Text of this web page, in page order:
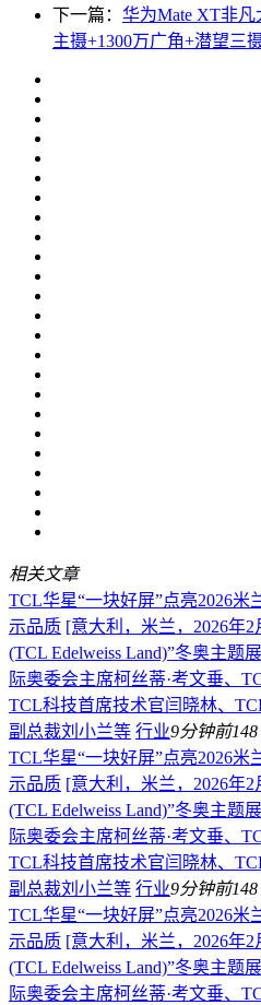
下一篇： 华为Mate XT非
主摄+1300万广角+潜望三
相关文章
TCL华星“一块好屏”点亮2026
示品质 [意大利，米兰，2026年
(TCL Edelweiss Land)”冬奥主题
际奥委会主席柯丝蒂·考文垂、
TCL科技首席技术官闫晓林、
副总裁刘小兰等 行业9分钟前148
TCL华星“一块好屏”点亮2026
示品质 [意大利，米兰，2026年
(TCL Edelweiss Land)”冬奥主题
际奥委会主席柯丝蒂·考文垂、
TCL科技首席技术官闫晓林、
副总裁刘小兰等 行业9分钟前148
TCL华星“一块好屏”点亮2026
示品质 [意大利，米兰，2026年
(TCL Edelweiss Land)”冬奥主题
际奥委会主席柯丝蒂·考文垂、